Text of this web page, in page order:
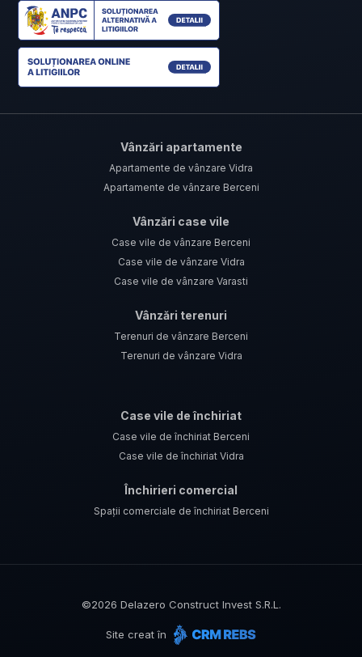
Vânzări apartamente
Apartamente de vânzare Vidra
Apartamente de vânzare Berceni
Vânzări case vile
Case vile de vânzare Berceni
Case vile de vânzare Vidra
Case vile de vânzare Varasti
Vânzări terenuri
Terenuri de vânzare Berceni
Terenuri de vânzare Vidra
Case vile de închiriat
Case vile de închiriat Berceni
Case vile de închiriat Vidra
Închirieri comercial
Spații comerciale de închiriat Berceni
©2026 Delazero Construct Invest S.R.L.
Site creat în